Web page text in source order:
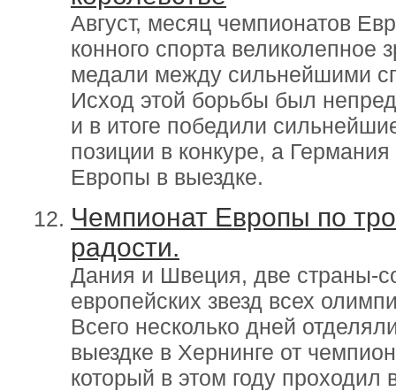
Август, месяц чемпионатов
конного спорта великолепное
медали между сильнейшими
Исход этой борьбы был
и в итоге победили
позиции в конкуре, а
Европы в выездке.
Чемпионат Европы по
радости.
Дания и Швеция, две страны-
европейских звезд всех
Всего несколько дней
выездке в Хернинге от
который в этом году